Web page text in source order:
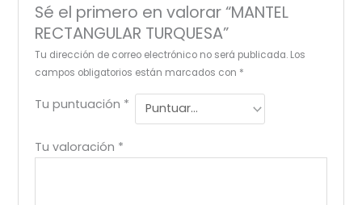
Sé el primero en valorar “MANTEL
RECTANGULAR TURQUESA”
Tu dirección de correo electrónico no será publicada. Los
campos obligatorios están marcados con *
Tu puntuación *
Tu valoración *